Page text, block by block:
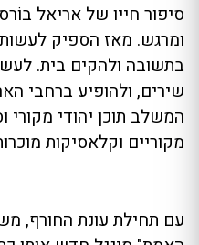
סיפור חייו של אריאל
ומרגש. מאז הספיק
בתשובה ולהקים בית.
שירים, ולהופיע ברחבי
המשלב תוכן יהודי מקורי
מקוריים וקלאסיקות
עם תחילת עונת החורף,